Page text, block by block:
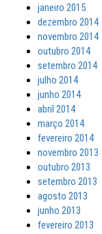
janeiro 2015
dezembro 2014
novembro 2014
outubro 2014
setembro 2014
julho 2014
junho 2014
abril 2014
março 2014
fevereiro 2014
novembro 2013
outubro 2013
setembro 2013
agosto 2013
junho 2013
fevereiro 2013